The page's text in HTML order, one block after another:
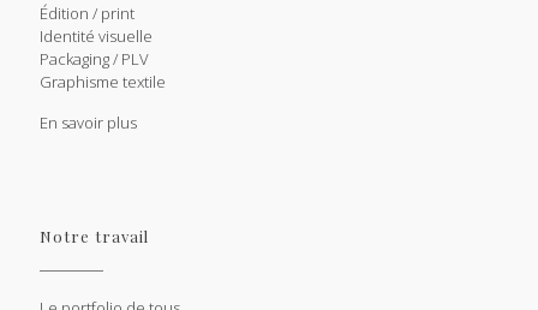
Édition / print
Identité visuelle
Packaging / PLV
Graphisme textile
En savoir plus
Notre travail